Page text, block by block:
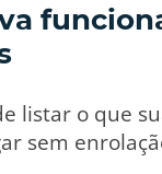
listar o que
sem